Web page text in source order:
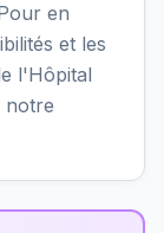
en
et les
l'Hôpital
notre